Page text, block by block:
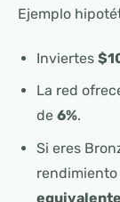
Ejemplo
Inviertes
La red
de 6%.
Si eres
equivalente